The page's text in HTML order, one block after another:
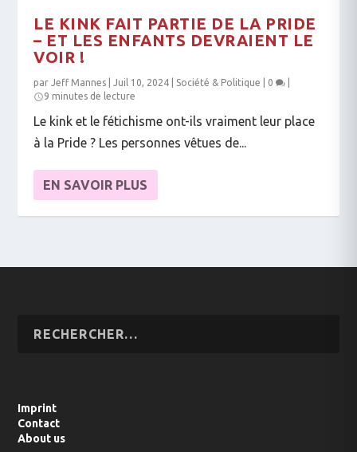
LE KINK FAIT PARTIE DE LA PRIDE
– ET LES ENFANTS DEVRAIENT LE
VOIR !
parJeff Mannes |Juil 10, 2024 Société & Politique 0
9 minutes de lecture
Le kink et le fétichisme ont-ils vraiment leur place
à la Pride ? Les personnes vêtues de...
EN SAVOIR PLUS
Imprint
Contact
About us